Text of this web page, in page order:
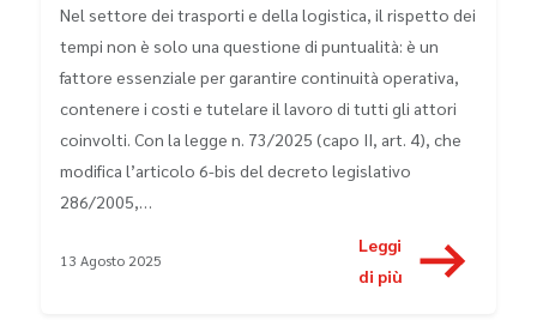
Nel settore dei trasporti e della logistica, il rispetto dei
tempi non è solo una questione di puntualità: è un
fattore essenziale per garantire continuità operativa,
contenere i costi e tutelare il lavoro di tutti gli attori
coinvolti. Con la legge n. 73/2025 (capo II, art. 4), che
modifica l’articolo 6-bis del decreto legislativo
286/2005,…
13 Agosto 2025
Leggi
di più